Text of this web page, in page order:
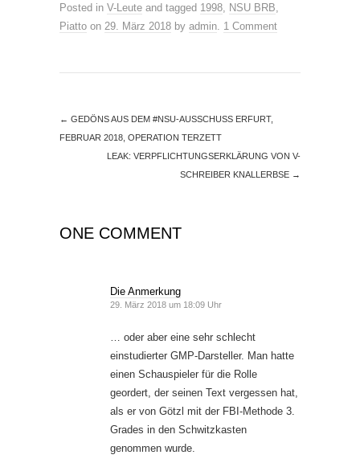
Posted in V-Leute and tagged 1998 NSU BRB
Piatto on 29. März 2018 by admin 1 Comment
← GEDÖNS AUS DEM #NSU-AUSSCHUSS ERFURT,
FEBRUAR 2018, OPERATION TERZETT
LEAK: VERPFLICHTUNGSERKLÄRUNG VON V-
SCHREIBER KNALLERBSE →
ONE COMMENT
Die Anmerkung
29. März 2018 um 18:09 Uhr
… oder aber eine sehr schlecht
einstudierter GMP-Darsteller. Man hatte
einen Schauspieler für die Rolle
geordert, der seinen Text vergessen hat,
als er von Götzl mit der FBI-Methode 3.
Grades in den Schwitzkasten
genommen wurde.